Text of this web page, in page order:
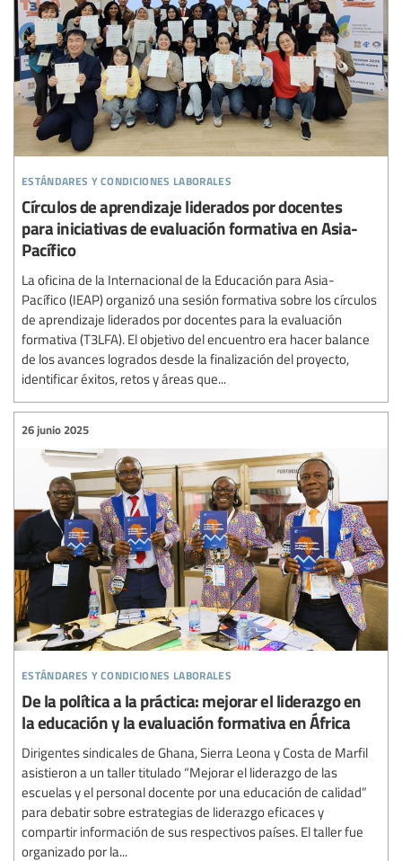
estándares y condiciones laborales
Círculos de aprendizaje liderados por docentes
para iniciativas de evaluación formativa en Asia-
Pacífico
La oficina de la Internacional de la Educación para Asia-
Pacífico (IEAP) organizó una sesión formativa sobre los círculos
de aprendizaje liderados por docentes para la evaluación
formativa (T3LFA). El objetivo del encuentro era hacer balance
de los avances logrados desde la finalización del proyecto,
identificar éxitos, retos y áreas que...
estándares y condiciones laborales
26 junio 2025
De la política a la práctica: mejorar el liderazgo en
la educación y la evaluación formativa en África
Dirigentes sindicales de Ghana, Sierra Leona y Costa de Marfil
asistieron a un taller titulado “Mejorar el liderazgo de las
escuelas y el personal docente por una educación de calidad”
para debatir sobre estrategias de liderazgo eficaces y
compartir información de sus respectivos países. El taller fue
organizado por la...